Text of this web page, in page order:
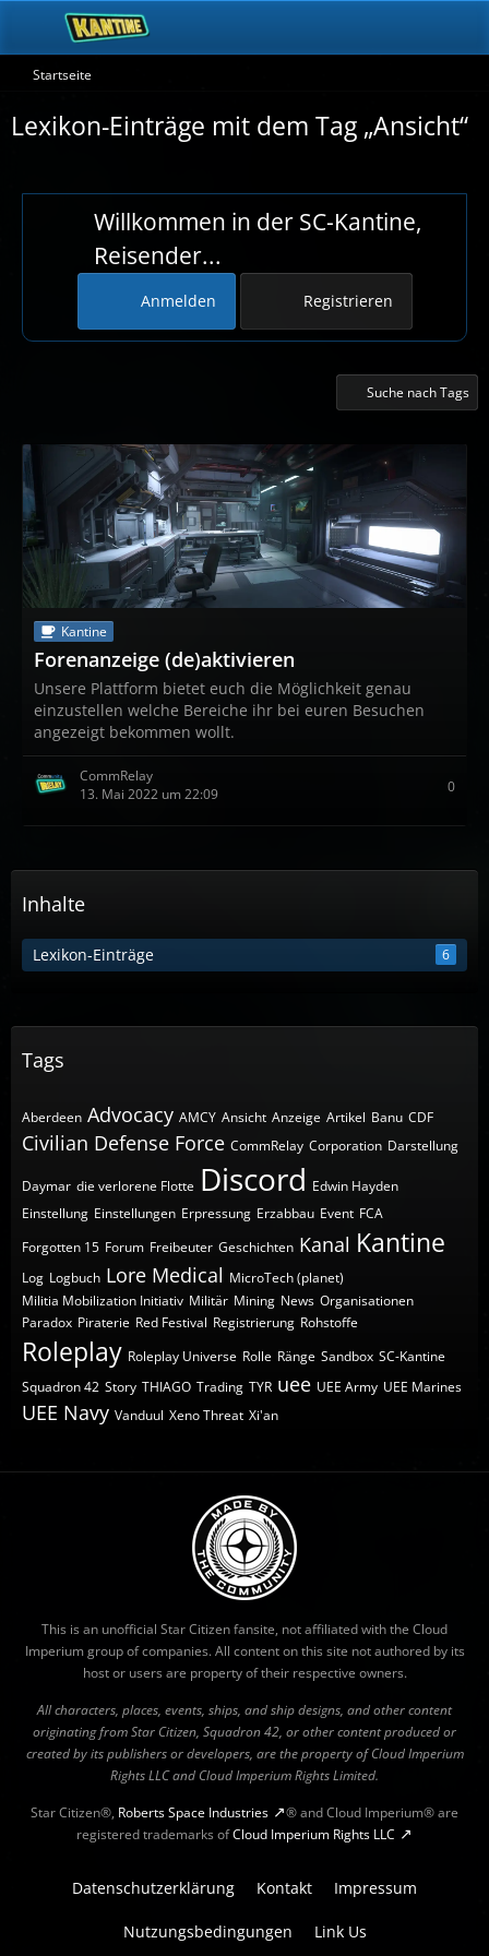
Startseite
Lexikon-Einträge mit dem Tag „Ansicht“
Willkommen in der SC-Kantine,
Reisender...
Anmelden Registrieren
Suche nach Tags
Kantine
Forenanzeige (de)aktivieren
Unsere Plattform bietet euch die Möglichkeit genau
einzustellen welche Bereiche ihr bei euren Besuchen
angezeigt bekommen wollt.
CommRelay
13. Mai 2022 um 22:09
0
Inhalte
Lexikon-Einträge 6
Tags
Aberdeen Advocacy AMCY Ansicht Anzeige Artikel Banu CDF
Civilian Defense Force CommRelay Corporation Darstellung
Daymar die verlorene Flotte Discord Edwin Hayden
Einstellung Einstellungen Erpressung Erzabbau Event FCA
Forgotten 15 Forum Freibeuter Geschichten Kanal Kantine
Log Logbuch Lore Medical MicroTech (planet)
Militia Mobilization Initiativ Militär Mining News Organisationen
Paradox Piraterie Red Festival Registrierung Rohstoffe
Roleplay Roleplay Universe Rolle Ränge Sandbox SC-Kantine
Squadron 42 Story THIAGO Trading TYR uee UEE Army UEE Marines
UEE Navy Vanduul Xeno Threat Xi'an
This is an unofficial Star Citizen fansite, not affiliated with the Cloud
Imperium group of companies. All content on this site not authored by its
host or users are property of their respective owners.
All characters, places, events, ships, and ship designs, and other content
originating from Star Citizen, Squadron 42, or other content produced or
created by its publishers or developers, are the property of Cloud Imperium
Rights LLC and Cloud Imperium Rights Limited.
Star Citizen®, Roberts Space Industries
® and Cloud Imperium® are
registered trademarks ofCloud Imperium Rights LLC
Datenschutzerklärung Kontakt Impressum
Nutzungsbedingungen Link Us